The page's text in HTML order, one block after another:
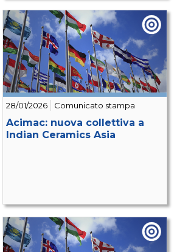
28/01/2026 Comunicato stampa
Acimac: nuova collettiva a
Indian Ceramics Asia